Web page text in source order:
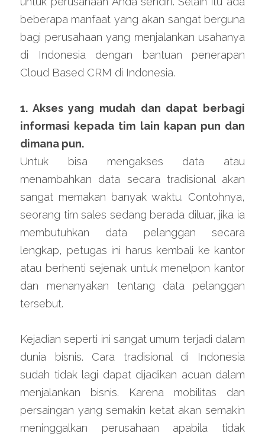
beberapa manfaat yang akan sangat berguna
bagi perusahaan yang menjalankan usahanya
di Indonesia dengan bantuan penerapan
Cloud Based CRM di Indonesia.
1. Akses yang mudah dan dapat berbagi
informasi kepada tim lain kapan pun dan
dimana pun.
Untuk bisa mengakses data atau
menambahkan data secara tradisional akan
sangat memakan banyak waktu. Contohnya,
seorang tim sales sedang berada diluar, jika ia
membutuhkan data pelanggan secara
lengkap, petugas ini harus kembali ke kantor
atau berhenti sejenak untuk menelpon kantor
dan menanyakan tentang data pelanggan
tersebut.
Kejadian seperti ini sangat umum terjadi dalam
dunia bisnis. Cara tradisional di Indonesia
sudah tidak lagi dapat dijadikan acuan dalam
menjalankan bisnis. Karena mobilitas dan
persaingan yang semakin ketat akan semakin
meninggalkan perusahaan apabila tidak